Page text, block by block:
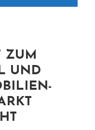
ZUM
UND